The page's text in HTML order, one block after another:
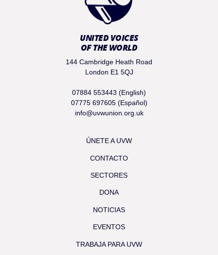
UNITED VOICES
OF THE WORLD
144 Cambridge Heath Road
London E1 5QJ
07884 553443 (English)
07775 697605 (Español)
info@uvwunion.org.uk
ÚNETE A UVW
CONTACTO
SECTORES
DONA
NOTICIAS
EVENTOS
TRABAJA PARA UVW